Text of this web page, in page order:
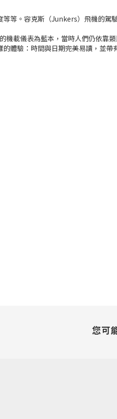
等。容克斯（Junkers）飛機的駕
載儀表為藍本，當時人們仍依靠
體驗：時間與日期完美易讀，並帶
您可